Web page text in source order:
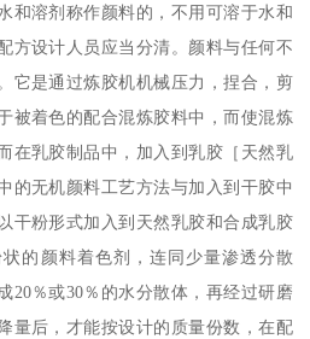
和溶剂称作颜料的，不用可溶于水和
方设计人员应当分清。颜料与任何不
它是通过炼胶机机械压力，捏合，剪
被着色的配合混炼胶料中，而使混炼
在乳胶制品中，加入到乳胶［天然乳
的无机颜料工艺方法与加入到干胶中
干粉形式加入到天然乳胶和合成乳胶
的颜料着色剂，连同少量渗透分散
20％或30％的水分散体，再经过研磨
量后，才能按设计的质量份数，在配